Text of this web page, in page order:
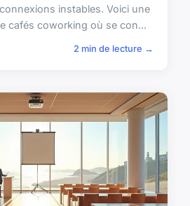
instables. Voici une
cafés coworking où se con...
2 min de lecture →